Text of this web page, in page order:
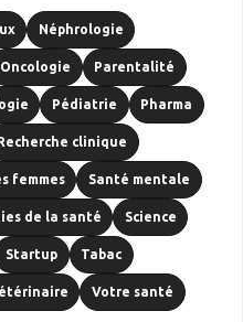
Néphrologie
Oncologie Parentalité
Pédiatrie Pharma
clinique
femmes Santé mentale
de la santé Science
Startup Tabac
Votre santé